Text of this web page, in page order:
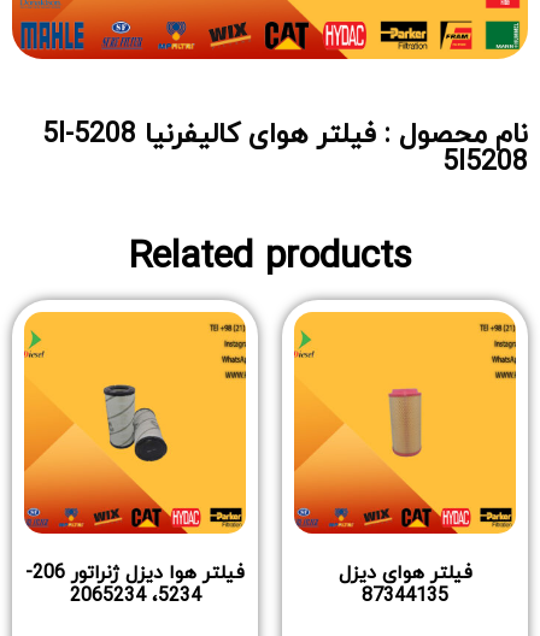
نام محصول : فیلتر هوای کالیفرنیا 5I-5208
5I5208
Related products
فیلتر هوای دیزل
87344135
فیلتر هوا دیزل ژنراتور 206-
5234، 2065234